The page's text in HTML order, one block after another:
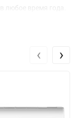
любое время года.
750 м³/ч, что
вы сможете
доме.
‹ ›